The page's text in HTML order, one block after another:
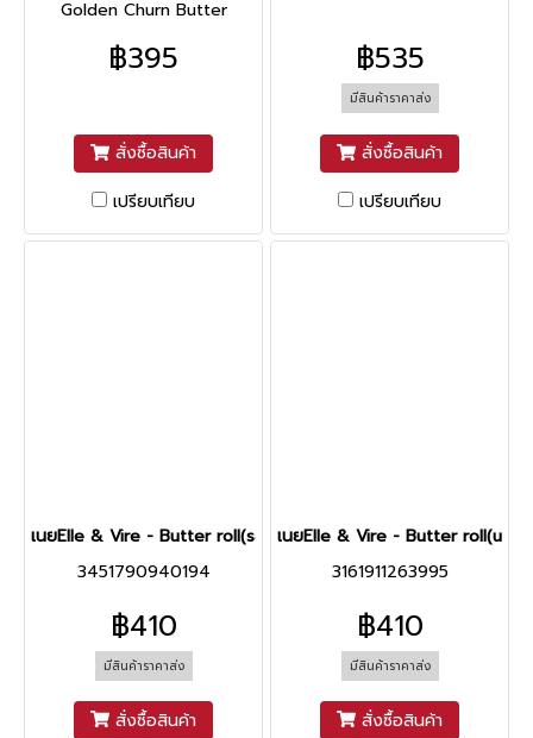
Golden Churn Butter
฿395
สั่งซื้อสินค้า
เปรียบเทียบ
฿535
มีสินค้าราคาส่ง
สั่งซื้อสินค้า
เปรียบเทียบ
เนยElle & Vire - Butter roll(salted)-เค็ม
3451790940194
฿410
มีสินค้าราคาส่ง
สั่งซื้อสินค้า
เนยElle & Vire - Butter
3161911263995
฿410
มีสินค้าราคาส่ง
สั่งซื้อสินค้า